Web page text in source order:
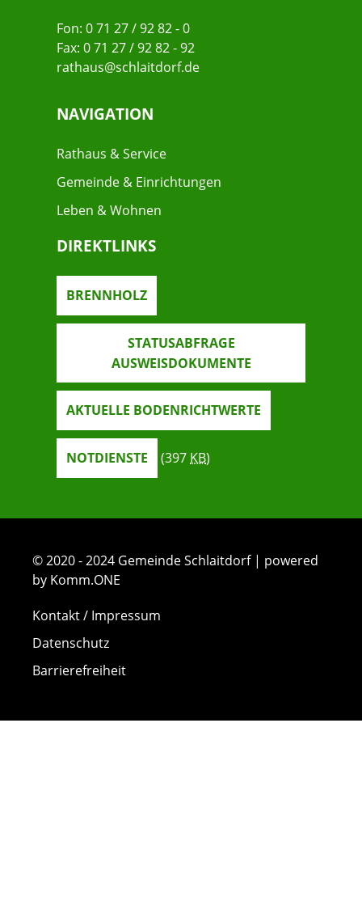
Fon: 0 71 27 / 92 82 - 0
Fax: 0 71 27 / 92 82 - 92
rathaus@schlaitdorf.de
NAVIGATION
Rathaus & Service
Gemeinde & Einrichtungen
Leben & Wohnen
DIREKTLINKS
BRENNHOLZ
STATUSABFRAGE
AUSWEISDOKUMENTE
AKTUELLE BODENRICHTWERTE
NOTDIENSTE (397 KB)
© 2020 - 2024 Gemeinde Schlaitdorf | powered
by Komm.ONE
Kontakt / Impressum
Datenschutz
Barrierefreiheit